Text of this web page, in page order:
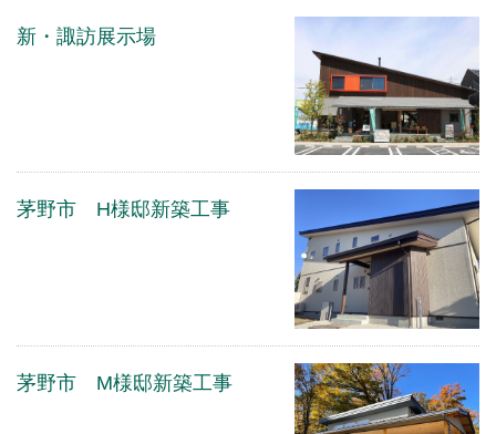
新・諏訪展示場
茅野市 H様邸新築工事
茅野市 M様邸新築工事